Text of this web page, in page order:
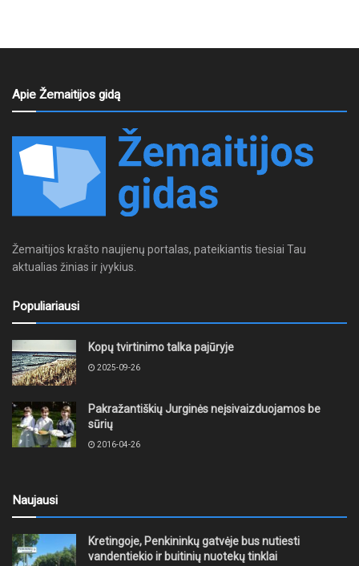
Apie Žemaitijos gidą
Žemaitijos krašto naujienų portalas, pateikiantis tiesiai Tau
aktualias žinias ir įvykius.
Populiariausi
Kopų tvirtinimo talka pajūryje
2025-09-26
Pakražantiškių Jurginės neįsivaizduojamos be
sūrių
2016-04-26
Naujausi
Kretingoje, Penkininkų gatvėje bus nutiesti
vandentiekio ir buitinių nuotekų tinklai